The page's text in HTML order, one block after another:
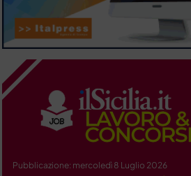
Pubblicazione: mercoledì 8 Luglio 2026